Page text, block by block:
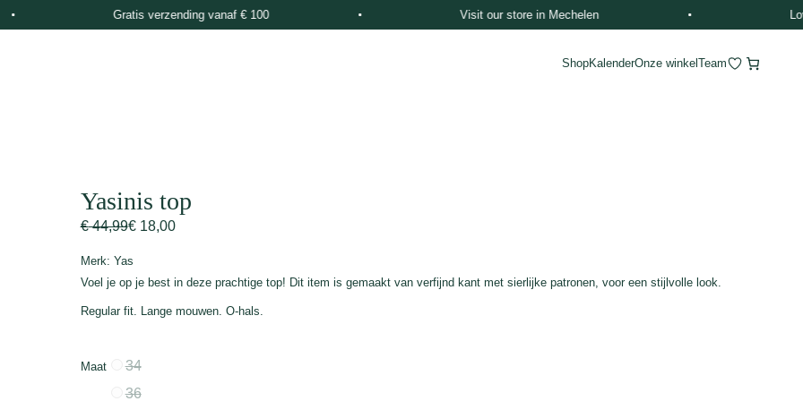
Gratis verzending vanaf € 100 Visit our store in Mechelen Love
ShopKalenderOnze winkel Team
Yasinis top
€44,99€18,00
Merk: Yas
Voel je op je best in deze prachtige top! Dit item is gemaakt van verfijnd kant met sierlijke patronen, voor een stijlvolle look.
Regular fit. Lange mouwen. O-hals.
Maat
34
36